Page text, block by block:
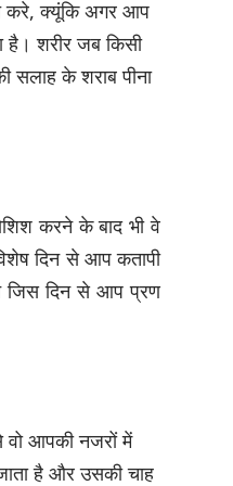
करे, क्यूंकि अगर आप
है। शरीर जब किसी
सलाह के शराब पीना
करने के बाद भी वे
दिन से आप कतापी
जिस दिन से आप प्रण
आपकी नजरों में
है और उसकी चाह